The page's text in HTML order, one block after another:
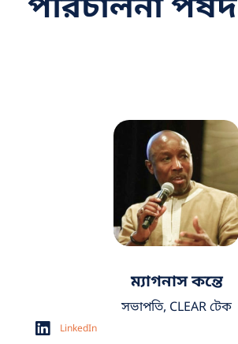
পরিচালনা পর্ষদ
ম্যাগনাস কন্তে
সভাপতি, CLEAR টেক
LinkedIn